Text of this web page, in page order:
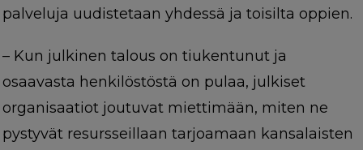
palveluja uudistetaan yhdessä ja toisilta oppien.
– Kun julkinen talous on tiukentunut ja
osaavasta henkilöstöstä on pulaa, julkiset
organisaatiot joutuvat miettimään, miten ne
pystyvät resursseillaan tarjoamaan kansalaisten